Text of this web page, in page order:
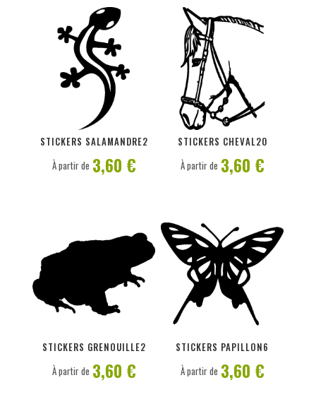
STICKERS SALAMANDRE2
PERSONNALISER
À partir de 3,60 €
STICKERS CHEVAL20
PERSONNALISER
À partir de 3,60 €
STICKERS GRENOUILLE2
À partir de 3,60 €
STICKERS PAPILLON6
À partir de 3,60 €